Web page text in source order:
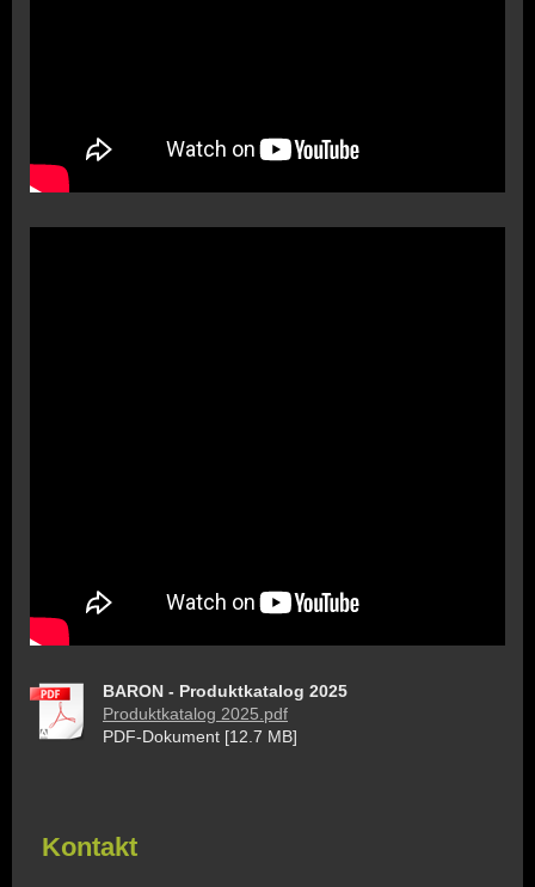
BARON - Produktkatalog 2025
Produktkatalog 2025.pdf
PDF-Dokument [12.7 MB]
Kontakt